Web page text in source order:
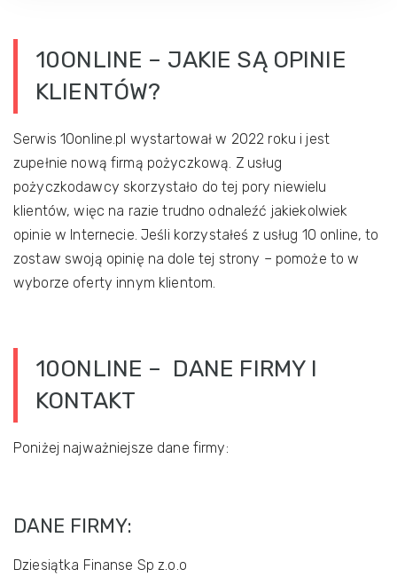
10ONLINE – JAKIE SĄ OPINIE
KLIENTÓW?
Serwis 10online.pl wystartował w 2022 roku i jest
zupełnie nową firmą pożyczkową. Z usług
pożyczkodawcy skorzystało do tej pory niewielu
klientów, więc na razie trudno odnaleźć jakiekolwiek
opinie w Internecie. Jeśli korzystałeś z usług 10 online, to
zostaw swoją opinię na dole tej strony – pomoże to w
wyborze oferty innym klientom.
10ONLINE – DANE FIRMY I
KONTAKT
Poniżej najważniejsze dane firmy:
DANE FIRMY:
Dziesiątka Finanse Sp z.o.o